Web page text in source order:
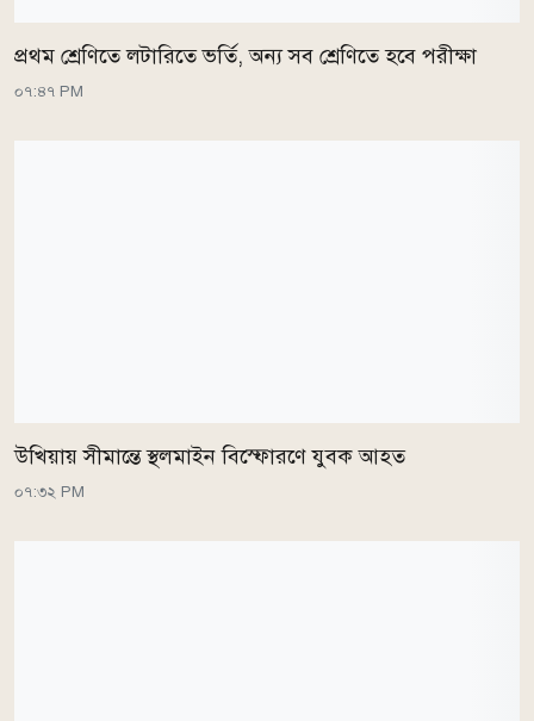
প্রথম শ্রেণিতে লটারিতে ভর্তি, অন্য সব শ্রেণিতে হবে পরীক্ষা
০৭:৪৭ PM
উখিয়ায় সীমান্তে স্থলমাইন বিস্ফোরণে যুবক আহত
০৭:৩২ PM